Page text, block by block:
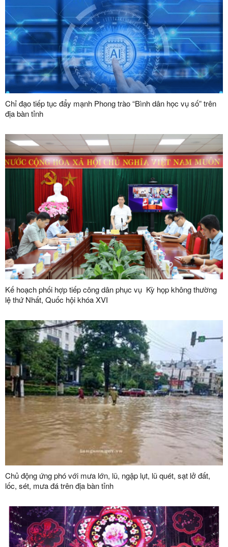
Chỉ đạo tiếp tục đẩy mạnh Phong trào “Bình dân học vụ số” trên
địa bàn tỉnh
Kế hoạch phối hợp tiếp công dân phục vụ Kỳ họp không thường
lệ thứ Nhất, Quốc hội khóa XVI
Chủ động ứng phó với mưa lớn, lũ, ngập lụt, lũ quét, sạt lở đất,
lốc, sét, mưa đá trên địa bàn tỉnh